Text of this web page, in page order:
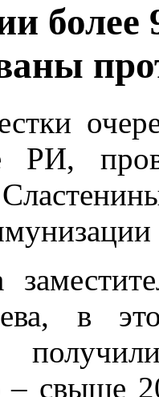
более
РИ,
в
– свыше